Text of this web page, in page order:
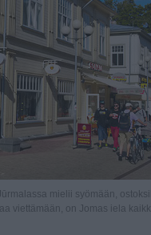
mielii syömään,
viettämään, on Jomas iela